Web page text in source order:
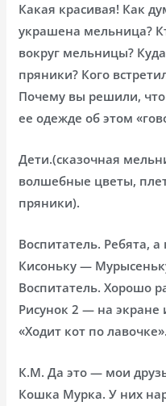
Какая красивая! Как
украшена мельница?
вокруг мельницы?
пряники? Кого
Почему вы решили, что
ее одежде об этом
Дети.(сказочная
волшебные цветы,
пряники).
Воспитатель. Ребята,
Кисоньку —
Воспитатель. Хорошо
Рисунок 2 — на
«Ходит кот по лавочке».
К.М. Да это — мои
Кошка Мурка. У них